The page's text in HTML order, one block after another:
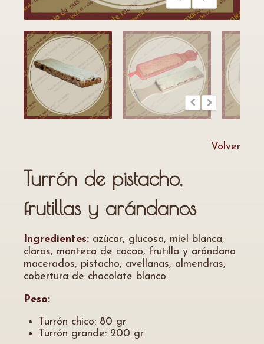
Volver
Turrón de pistacho,
frutillas y arándanos
Ingredientes: azúcar, glucosa, miel blanca,
claras, manteca de cacao, frutilla y arándano
macerados, pistacho, avellanas, almendras,
cobertura de chocolate blanco.
Peso:
Turrón chico: 80 gr
Turrón grande: 200 gr